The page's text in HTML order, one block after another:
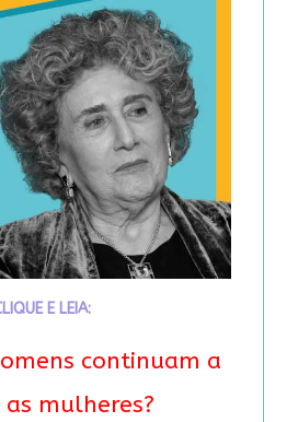
E LEIA:
continuam a
mulheres?